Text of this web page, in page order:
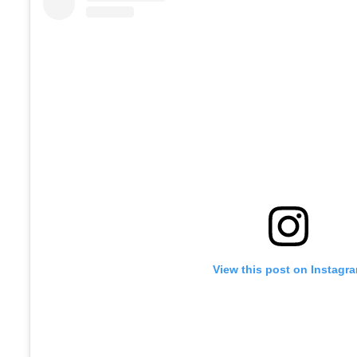
View this post on